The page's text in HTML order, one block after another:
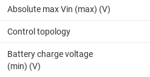
Absolute max Vin (max) (V)
Control topology
Battery charge voltage
(min) (V)